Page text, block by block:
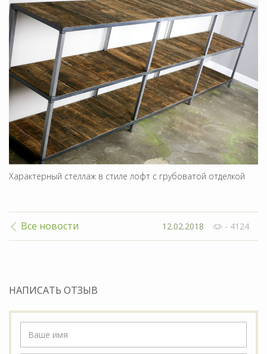
Характерный стеллаж в стиле лофт с грубоватой отделкой
Все новости 12.02.2018 - 4124
НАПИСАТЬ ОТЗЫВ